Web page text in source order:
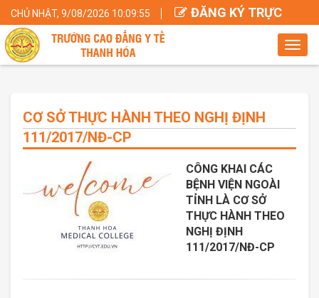
CHỦ NHẬT, 9/08/2026 10:09:55
ĐĂNG KÝ TRỰC
TUYẾN
CƠ SỞ THỰC HÀNH THEO NGHỊ ĐỊNH
111/2017/NĐ-CP
CÔNG KHAI CÁC
BỆNH VIỆN NGOÀI
TỈNH LÀ CƠ SỞ
THỰC HÀNH THEO
NGHỊ ĐỊNH
111/2017/NĐ-CP